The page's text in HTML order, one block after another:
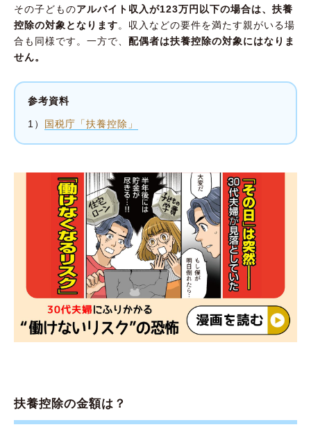
その子どものアルバイト収入が123万円以下の場合は、扶養
控除の対象となります。収入などの要件を満たす親がいる場
合も同様です。一方で、 配偶者は扶養控除の対象にはなりま
せん。
参考資料
1） 国税庁「扶養控除」
扶養控除の金額は？